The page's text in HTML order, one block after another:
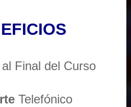
Final del Curso
Telefónico